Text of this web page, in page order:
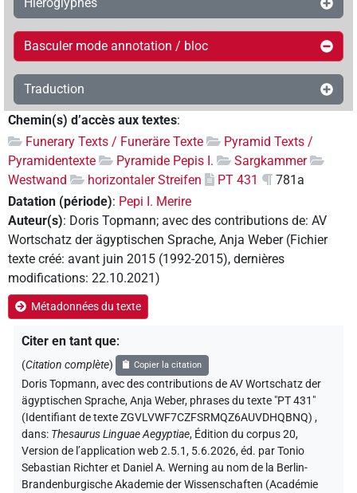
Basculer mode annotation / bloc
Traduction
Chemin(s) d’accès aux textes:
Funerary Texts / Funeräre Texte
Pyramid Texts /
Pyramidentexte
Pyramide Pepis I.
Sargkammer
Westwand
horizontaler Streifen PT 431
781a
Datation (période): Pepi I. Merire
Auteur(s): Doris Topmann; avec des contributions de: AV
Wortschatz der ägyptischen Sprache, Anja Weber (Fichier
texte créé: avant juin 2015 (1992-2015), dernières
modifications: 22.10.2021 )
Métadonnées du texte
Citer en tant que:
(Citation complète) Copier la citation
Doris Topmann,avec des contributions deAV Wortschatz der
ägyptischen Sprache, Anja Weber, phrases du texte "PT 431"
(Identifiant de texte ZGVLVWF7CZFSRMQZ6AUVDHQBNQ) ,
dans: Thesaurus Linguae Aegyptiae, Édition du corpus 20,
Version de l’application web 2.5.1, 5.6.2026, éd. par Tonio
Sebastian Richter et Daniel A. Werning au nom de la Berlin-
Brandenburgische Akademie der Wissenschaften (Académie